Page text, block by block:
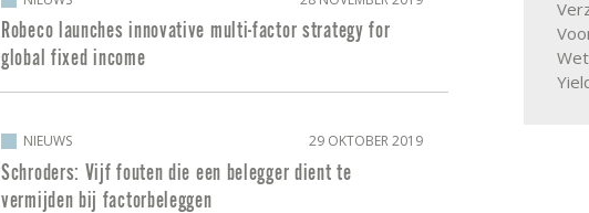
Robeco launches innovative multi-factor strategy for
global fixed income
NIEUWS 29 OKTOBER 2019
Schroders: Vijf fouten die een belegger dient te
vermijden bij factorbeleggen